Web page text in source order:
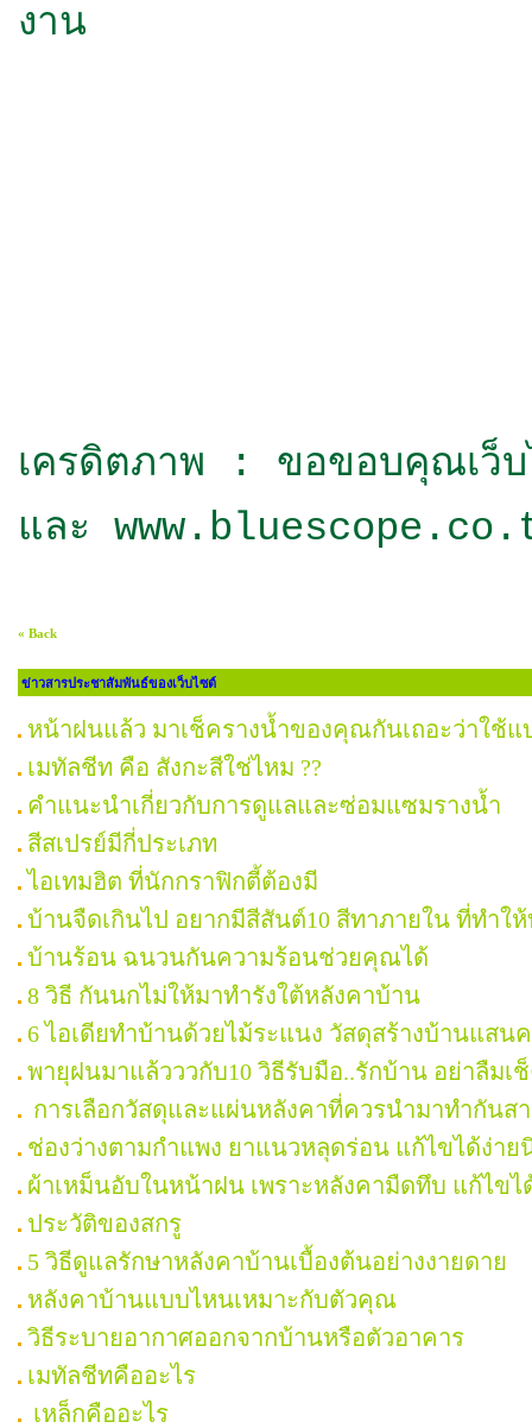
งาน
เครดิตภาพ : ขอขอบคุณเว็
และ
« Back
ข่าวสารประชาสัมพันธ์ของเว็บไซต์
หน้าฝนแล้ว มาเช็ครางน้ำของคุณกันเถอะว่าใช้แ
เมทัลชีท คือ สังกะสีใช่ไหม ??
คำแนะนำเกี่ยวกับการดูแลและซ่อมแซมรางน้ำ
สีสเปรย์มีกี่ประเภท
ไอเทมฮิต ที่นักกราฟิกตี้ต้องมี
บ้านจืดเกินไป อยากมีสีสันต์10 สีทาภายใน ที่ทำใ
บ้านร้อน ฉนวนกันความร้อนช่วยคุณได้
8 วิธี กันนกไม่ให้มาทำรังใต้หลังคาบ้าน
6 ไอเดียทำบ้านด้วยไม้ระแนง วัสดุสร้างบ้านแสน
พายุฝนมาแล้วววกับ10 วิธีรับมือ..รักบ้าน อย่าลืมเ
การเลือกวัสดุและแผ่นหลังคาที่ควรนำมาทำกันส
ช่องว่างตามกำแพง ยาแนวหลุดร่อน แก้ไขได้ง่าย
ผ้าเหม็นอับในหน้าฝน เพราะหลังคามืดทึบ แก้ไขไ
ประวัติของสกรู
5 วิธีดูแลรักษาหลังคาบ้านเบื้องต้นอย่างงายดาย
หลังคาบ้านแบบไหนเหมาะกับตัวคุณ
วิธีระบายอากาศออกจากบ้านหรือตัวอาคาร
เมทัลชีทคืออะไร
เหล็กคืออะไร